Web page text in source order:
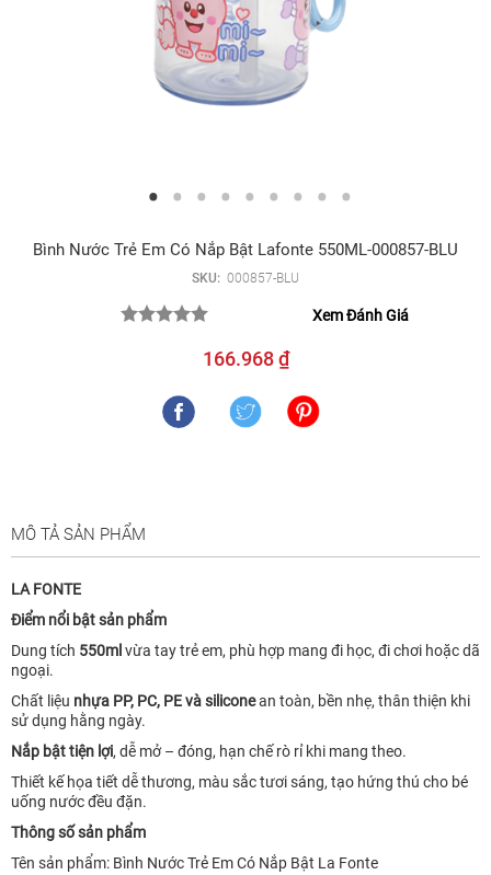
Bình Nước Trẻ Em Có Nắp Bật Lafonte 550ML-000857-BLU
SKU: 000857-BLU
Xem Đánh Giá
166.968 ₫
MÔ TẢ SẢN PHẨM
LA FONTE
Điểm nổi bật sản phẩm
Dung tích 550ml vừa tay trẻ em, phù hợp mang đi học, đi chơi hoặc dã
ngoại.
Chất liệu nhựa PP, PC, PE và siliconean toàn, bền nhẹ, thân thiện khi
sử dụng hằng ngày.
Nắp bật tiện lợi, dễ mở – đóng, hạn chế rò rỉ khi mang theo.
Thiết kế họa tiết dễ thương, màu sắc tươi sáng, tạo hứng thú cho bé
uống nước đều đặn.
Thông số sản phẩm
Tên sản phẩm: Bình Nước Trẻ Em Có Nắp Bật La Fonte